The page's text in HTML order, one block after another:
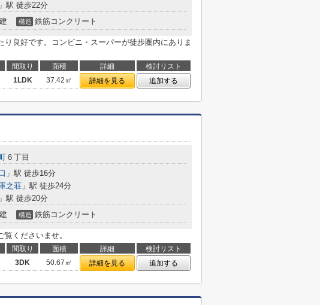
」駅 徒歩22分
構造 鉄筋コンクリート
り良好です。コンビニ・スーパーが徒歩圏内にありま
間取り 面積 詳細
検討リスト
1LDK 37.42㎡ 詳細を見る 追加する
６丁目
」駅 徒歩16分
之荘 」駅 徒歩24分
」駅 徒歩20分
構造 鉄筋コンクリート
くださいませ。
間取り 面積 詳細
検討リスト
3DK 50.67㎡ 詳細を見る 追加する